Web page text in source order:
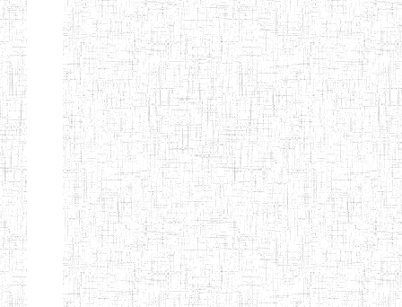
ENIEG
MODERNE
SAINTE MARIE
04/08/2010 ENIEG
ENIEG PRIVEE
BILINGUE LES
BOSONS
04/08/2010 ENIEG
ENIEG BILINGUE
LE NORMALIEN
CITOYEN
01/08/2014 ENIEG